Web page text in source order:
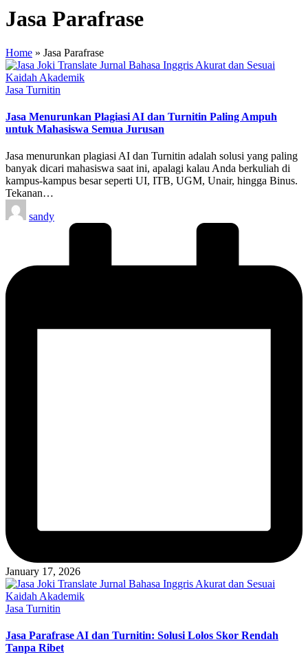
Jasa Parafrase
Home » Jasa Parafrase
Posted
Jasa Turnitin
Jasa Menurunkan Plagiasi AI dan Turnitin Paling Ampuh
untuk Mahasiswa Semua Jurusan
Jasa menurunkan plagiasi AI dan Turnitin adalah solusi yang paling
banyak dicari mahasiswa saat ini, apalagi kalau Anda berkuliah di
kampus-kampus besar seperti UI, ITB, UGM, Unair, hingga Binus.
Tekanan…
Posted
by
sandy
January 17, 2026
Posted
Jasa Turnitin
Jasa Parafrase AI dan Turnitin: Solusi Lolos Skor Rendah
Tanpa Ribet